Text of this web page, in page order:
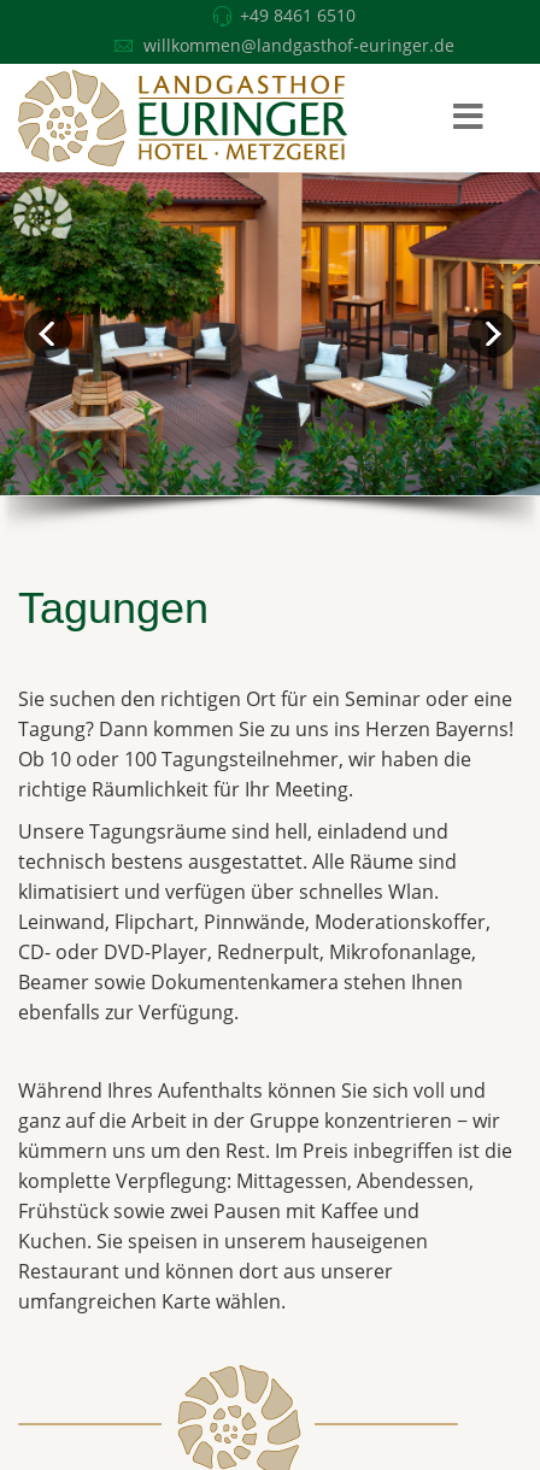
+49 8461 6510
willkommen@landgasthof-euringer.de
Tagungen
Sie suchen den richtigen Ort für ein Seminar oder eine
Tagung? Dann kommen Sie zu uns ins Herzen Bayerns!
Ob 10 oder 100 Tagungsteilnehmer, wir haben die
richtige Räumlichkeit für Ihr Meeting.
Unsere Tagungsräume sind hell, einladend und
technisch bestens ausgestattet. Alle Räume sind
klimatisiert und verfügen über schnelles Wlan.
Leinwand, Flipchart, Pinnwände, Moderationskoffer,
CD- oder DVD-Player, Rednerpult, Mikrofonanlage,
Beamer sowie Dokumentenkamera stehen Ihnen
ebenfalls zur Verfügung.
Während Ihres Aufenthalts können Sie sich voll und
ganz auf die Arbeit in der Gruppe konzentrieren − wir
kümmern uns um den Rest. Im Preis inbegriffen ist die
komplette Verpflegung: Mittagessen, Abendessen,
Frühstück sowie zwei Pausen mit Kaffee und
Kuchen. Sie speisen in unserem hauseigenen
Restaurant und können dort aus unserer
umfangreichen Karte wählen.